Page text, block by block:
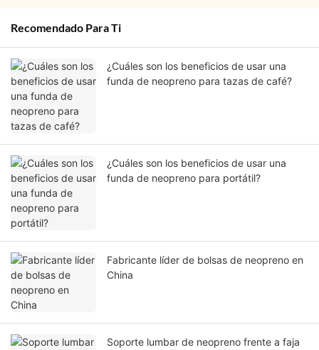
Recomendado Para Ti
¿Cuáles son los beneficios de usar una
funda de neopreno para tazas de café?
¿Cuáles son los beneficios de usar una
funda de neopreno para portátil?
Fabricante líder de bolsas de neopreno en
China
Soporte lumbar de neopreno frente a faja